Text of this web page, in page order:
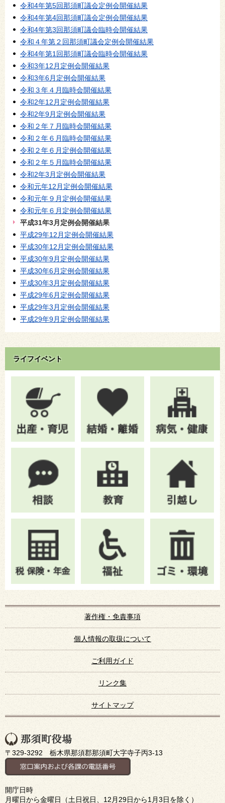
令和4年第5回那須町議会定例会開催結果
令和4年第4回那須町議会定例会開催結果
令和4年第3回那須町議会臨時会開催結果
令和４年第２回那須町議会定例会開催結果
令和4年第1回那須町議会臨時会開催結果
令和3年12月定例会開催結果
令和3年6月定例会開催結果
令和３年４月臨時会開催結果
令和2年12月定例会開催結果
令和2年9月定例会開催結果
令和２年７月臨時会開催結果
令和２年６月臨時会開催結果
令和２年６月定例会開催結果
令和２年５月臨時会開催結果
令和2年3月定例会開催結果
令和元年12月定例会開催結果
令和元年９月定例会開催結果
令和元年６月定例会開催結果
平成31年3月定例会開催結果
平成29年12月定例会開催結果
平成30年12月定例会開催結果
平成30年9月定例会開催結果
平成30年6月定例会開催結果
平成30年3月定例会開催結果
平成29年6月定例会開催結果
平成29年3月定例会開催結果
平成29年9月定例会開催結果
ライフイベント
著作権・免責事項
個人情報の取扱について
ご利用ガイド
リンク集
サイトマップ
〒329-3292 栃木県那須郡那須町大字寺子丙3-13
開庁日時
月曜日から金曜日（土日祝日、12月29日から1月3日を除く）